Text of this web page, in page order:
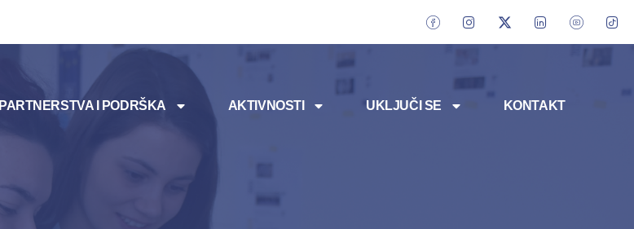
PARTNERSTVA I PODRŠKA AKTIVNOSTI UKLJUČI SE KONTAKT